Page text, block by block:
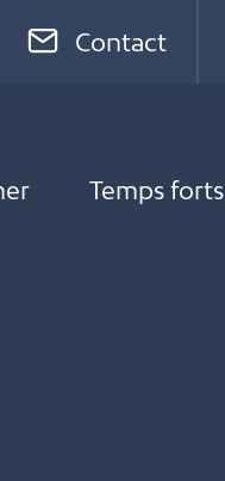
Contact
Temps forts